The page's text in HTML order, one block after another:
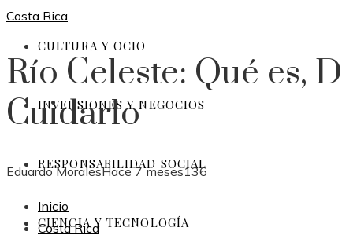
CULTURA Y OCIO
INVERSIONES Y NEGOCIOS
RESPONSABILIDAD SOCIAL
CIENCIA Y TECNOLOGÍA
Costa Rica
Río Celeste: Qué es,
Cuidarlo
Eduardo MoralesHace 7 meses136
Inicio
Costa Rica